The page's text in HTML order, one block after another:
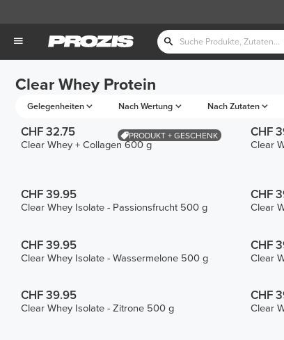
Clear Whey Protein
Gelegenheiten Nach Wertung Nach Zutaten
PRODUKT + GESCHENK
CHF 32.75
Clear Whey + Collagen 600 g
CHF
Clear
CHF 39.95
Clear Whey Isolate - Passionsfrucht 500 g
CHF
Clear
CHF 39.95
Clear Whey Isolate - Wassermelone 500 g
CHF
Clear
CHF 39.95
Clear Whey Isolate - Zitrone 500 g
CHF
Clear